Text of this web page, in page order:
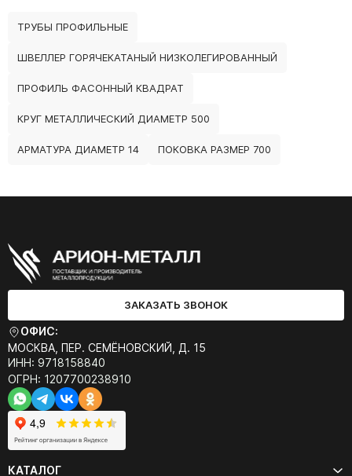
ТРУБЫ ПРОФИЛЬНЫЕ
ШВЕЛЛЕР ГОРЯЧЕКАТАНЫЙ НИЗКОЛЕГИРОВАННЫЙ
ПРОФИЛЬ ФАСОННЫЙ КВАДРАТ
КРУГ МЕТАЛЛИЧЕСКИЙ ДИАМЕТР 500
АРМАТУРА ДИАМЕТР 14 ПОКОВКА РАЗМЕР 700
ЗАКАЗАТЬ ЗВОНОК
ОФИС:
МОСКВА, ПЕР. СЕМЁНОВСКИЙ, Д. 15
ИНН: 9718158840
ОГРН: 1207700238910
КАТАЛОГ